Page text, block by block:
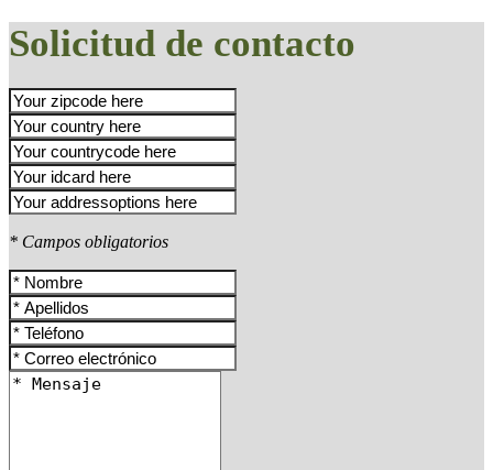
Solicitud de contacto
* Campos obligatorios